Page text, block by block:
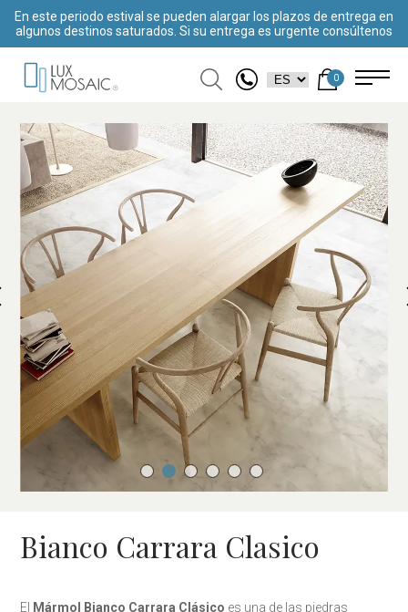
En este periodo estival se pueden alargar los plazos de entrega en
algunos destinos saturados. Si su entrega es urgente consúltenos
0
Bianco Carrara Clasico
El Mármol Bianco Carrara Clásico es una de las piedras